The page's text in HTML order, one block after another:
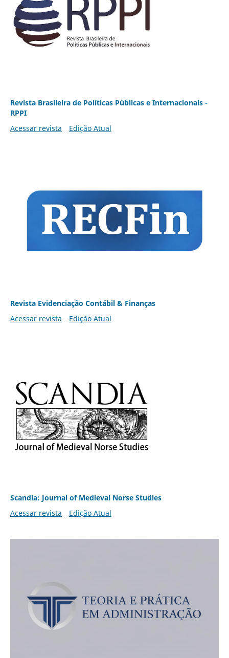
Revista Brasileira de Políticas Públicas e Internacionais -
RPPI
Acessar revista
Edição Atual
Revista Evidenciação Contábil & Finanças
Acessar revista
Edição Atual
Scandia: Journal of Medieval Norse Studies
Acessar revista
Edição Atual